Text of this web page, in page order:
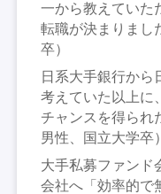
一から教えていた
転職が決まりまし
卒）
日系大手銀行から
考えていた以上に
チャンスを得られ
男性、国立大学卒）
大手私募ファンド
会社へ「効率的で